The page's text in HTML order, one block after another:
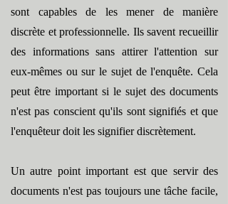
sont capables de les mener de manière
discrète et professionnelle. Ils savent recueillir
des informations sans attirer l'attention sur
eux-mêmes ou sur le sujet de l'enquête. Cela
peut être important si le sujet des documents
n'est pas conscient qu'ils sont signifiés et que
l'enquêteur doit les signifier discrètement.
Un autre point important est que servir des
documents n'est pas toujours une tâche facile,